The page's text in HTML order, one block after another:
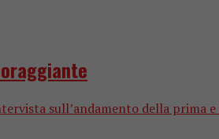
sull’andamento della